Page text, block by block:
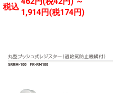
税込
1,914円(税174円)